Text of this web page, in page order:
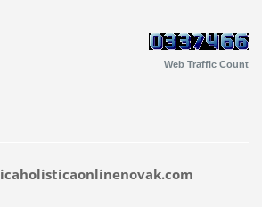
Web Traffic Count